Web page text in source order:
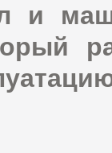
и